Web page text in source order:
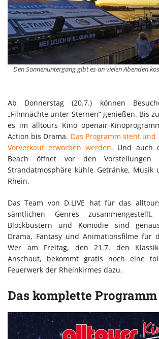
Den Sonnenuntergang gibt es an vielen Abenden
Ab Donnerstag (20.7.) können
„Filmnächte unter Sternen“ genießen. Bis
es im alltours Kino openair-
Action bis Drama. Das Programm steht und
Vorverkauf erworben werden. Und auch
Beach öffnet vor den
Strandatmosphäre kühle Getränke, Musik
Rhein.
Das Team von D.LIVE hat für das
sämtlichen Genres zusammengestellt.
Blockbustern und Komödie sind
Drama, Fantasy und Animationsfilme für
Wer am Freitag, den 21.7. den
Anschaut, bekommt gratis noch eine
Feuerwerk der Rheinkirmes dazu.
Das komplette Programm